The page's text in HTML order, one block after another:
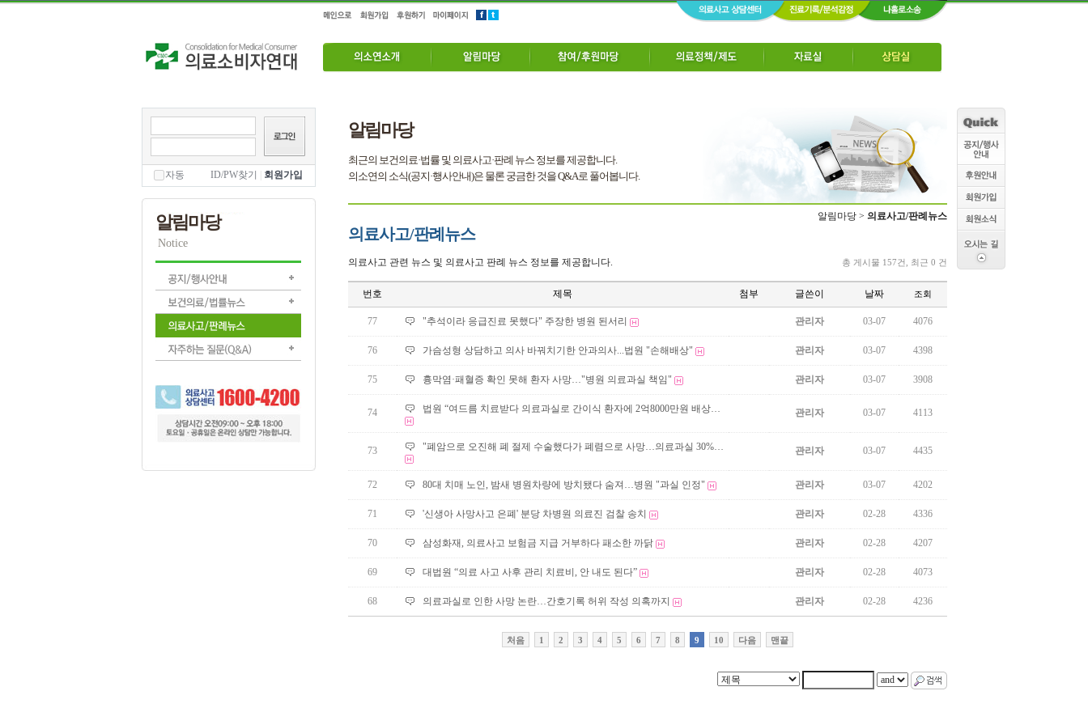
자동 ID/PW찾기 회원가입
알림마당
Notice
알림마당
최근의 보건의료·법률 및 의료사고·판례 뉴스 정보를 제공합니다.
의소연의 소식(공지·행사안내)은 물론 궁금한 것을 Q&A로 풀어봅니다.
알림마당 > 의료사고/판례뉴스
의료사고/판례뉴스
의료사고 관련 뉴스 및 의료사고 판례 뉴스 정보를 제공합니다. 총 게시물 157건, 최근 0 건
번호 제목 첨부 글쓴이 날짜 조회
77 "추석이라 응급진료 못했다" 주장한 병원 된서리 관리자 03-07 4076
76 가슴성형 상담하고 의사 바꿔치기한 안과의사...법원 "손해배상" 관리자 03-07 4398
75 흉막염·패혈증 확인 못해 환자 사망…"병원 의료과실 책임" 관리자 03-07 3908
74 법원 “여드름 치료받다 의료과실로 간이식 환자에 2억8000만원 배상… 관리자 03-07 4113
73 "폐암으로 오진해 폐 절제 수술했다가 폐렴으로 사망…의료과실 30%… 관리자 03-07 4435
72 80대 치매 노인, 밤새 병원차량에 방치됐다 숨져…병원 "과실 인정" 관리자 03-07 4202
71 '신생아 사망사고 은폐' 분당 차병원 의료진 검찰 송치 관리자 02-28 4336
70 삼성화재, 의료사고 보험금 지급 거부하다 패소한 까닭 관리자 02-28 4207
69 대법원 “의료 사고 사후 관리 치료비, 안 내도 된다” 관리자 02-28 4073
68 의료과실로 인한 사망 논란…간호기록 허위 작성 의혹까지 관리자 02-28 4236
처음 1 2 3 4 5 6 7 8 9 10 다음 맨끝